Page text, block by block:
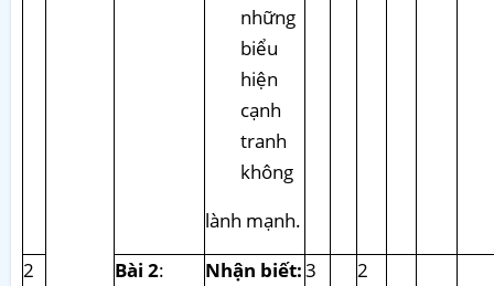
những
biểu
hiện
cạnh
tranh
không
lành mạnh.
2 Bài 2:
Nhận biết:3 2